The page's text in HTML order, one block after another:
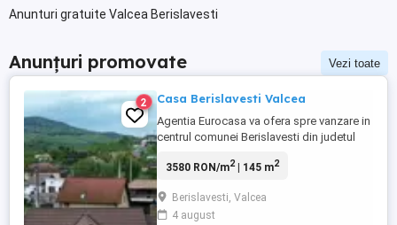
Anunturi gratuite Valcea Berislavesti
Anunțuri promovate Vezi toate
2 Casa Berislavesti Valcea
Agentia Eurocasa va ofera spre vanzare in
centrul comunei Berislavesti din judetul
un teren de 450 mp cu o deschidere la
semifinisata la interior iar la exterior este la
rosu . Dispune de apa si curent celelalte
3580 RON/m2| 145 m2
Berislavesti, Valcea
4 august